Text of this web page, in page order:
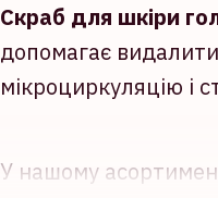
Скраб для шкіри
допомагає
мікроциркуляцію і
У нашому